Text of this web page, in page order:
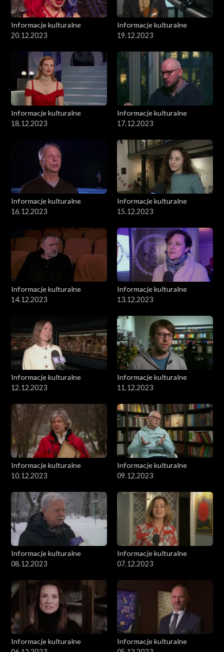
Informacje kulturalne
20.12.2023
Informacje kulturalne
19.12.2023
Informacje kulturalne
18.12.2023
Informacje kulturalne
17.12.2023
Informacje kulturalne
16.12.2023
Informacje kulturalne
15.12.2023
Informacje kulturalne
14.12.2023
Informacje kulturalne
13.12.2023
Informacje kulturalne
12.12.2023
Informacje kulturalne
11.12.2023
Informacje kulturalne
10.12.2023
Informacje kulturalne
09.12.2023
Informacje kulturalne
08.12.2023
Informacje kulturalne
07.12.2023
Informacje kulturalne
Informacje kulturalne